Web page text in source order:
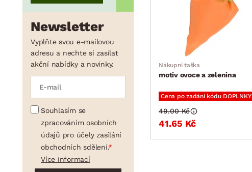
Newsletter
Vyplňte svou e-mailovou
adresu a nechte si zasílat
akční nabídky a novinky.
Souhlasím se
zpracováním osobních
údajů pro účely zasílání
obchodních sdělení.
Více informací
Nákupní taška
motiv ovoce a zelenina
Cena po zadání kódu DOPLNKY
41.65 Kč
49.00 Kč